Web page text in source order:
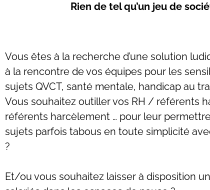
Rien de tel qu’un jeu de
Vous êtes à la recherche d’une solution
à la rencontre de vos équipes pour les
sujets QVCT, santé mentale, handicap au
Vous souhaitez outiller vos RH / référents
référents harcèlement … pour leur permettre
sujets parfois tabous en toute simplicité
?
Et/ou vous souhaitez laisser à disposition